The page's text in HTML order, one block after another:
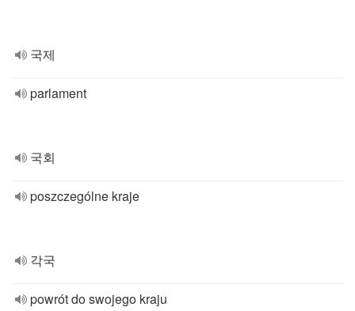
국제
parlament
국회
poszczególne kraje
각국
powrót do swojego kraju